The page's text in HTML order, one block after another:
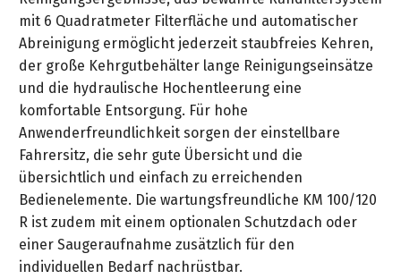
Kataloge
&
Prospekte
Videos
mit 6 Quadratmeter Filterfläche und automatischer
Abreinigung ermöglicht jederzeit staubfreies Kehren,
der große Kehrgutbehälter lange Reinigungseinsätze
und die hydraulische Hochentleerung eine
komfortable Entsorgung. Für hohe
Anwenderfreundlichkeit sorgen der einstellbare
Fahrersitz, die sehr gute Übersicht und die
übersichtlich und einfach zu erreichenden
Bedienelemente. Die wartungsfreundliche KM 100/120
R ist zudem mit einem optionalen Schutzdach oder
einer Saugeraufnahme zusätzlich für den
individuellen Bedarf nachrüstbar.